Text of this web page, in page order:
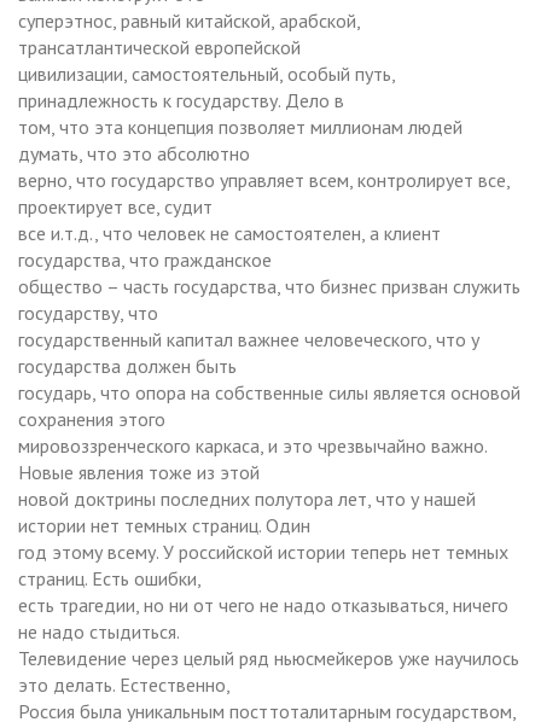
суперэтнос, равный китайской, арабской,
трансатлантической европейской
цивилизации, самостоятельный, особый путь,
принадлежность к государству. Дело в
том, что эта концепция позволяет миллионам людей
думать, что это абсолютно
верно, что государство управляет всем, контролирует все,
проектирует все, судит
все и.т.д., что человек не самостоятелен, а клиент
государства, что гражданское
общество – часть государства, что бизнес призван служить
государству, что
государственный капитал важнее человеческого, что у
государства должен быть
государь, что опора на собственные силы является основой
сохранения этого
мировоззренческого каркаса, и это чрезвычайно важно.
Новые явления тоже из этой
новой доктрины последних полутора лет, что у нашей
истории нет темных страниц. Один
год этому всему. У российской истории теперь нет темных
страниц. Есть ошибки,
есть трагедии, но ни от чего не надо отказываться, ничего
не надо стыдиться.
Телевидение через целый ряд ньюсмейкеров уже научилось
это делать. Естественно,
Россия была уникальным посттоталитарным государством,